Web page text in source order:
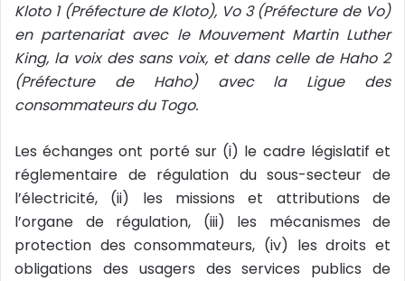
u
r
r
i
e
Kloto 1 (Préfecture de Kloto), Vo 3 (Préfecture de Vo)
en partenariat avec le Mouvement Martin Luther
King, la voix des sans voix, et dans celle de Haho 2
(Préfecture de Haho) avec la Ligue des
consommateurs du Togo.
Les échanges ont porté sur (i) le cadre législatif et
réglementaire de régulation du sous-secteur de
l’électricité, (ii) les missions et attributions de
l’organe de régulation, (iii) les mécanismes de
protection des consommateurs, (iv) les droits et
obligations des usagers des services publics de